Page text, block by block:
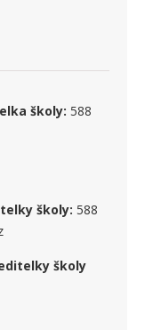
školy: 588
školy: 588
školy